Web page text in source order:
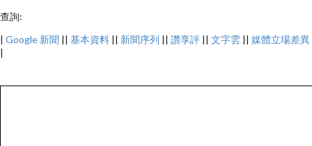
查詢:
| Google 新聞 || 基本資料 || 新聞序列 || 讚享評 || 文字雲 || 媒體立場差異
|